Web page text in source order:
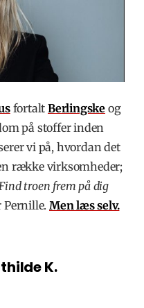
fortaltBerlingske og
på stoffer inden
vi på, hvordan det
række virksomheder;
troen frem på dig
Pernille.Men læs selv.
K.